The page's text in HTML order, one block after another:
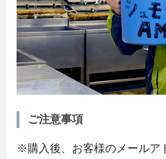
ご注意事項
※購入後、お客様のメールア